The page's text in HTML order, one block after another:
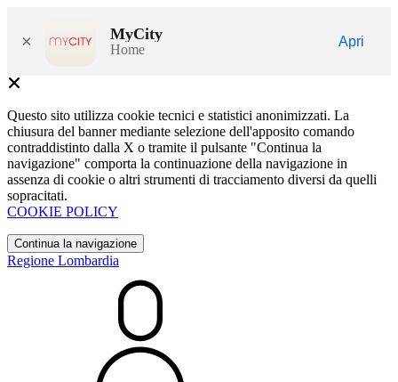
× MyCity
Home
Apri
Questo sito utilizza cookie tecnici e statistici anonimizzati. La
chiusura del banner mediante selezione dell'apposito comando
contraddistinto dalla X o tramite il pulsante "Continua la
navigazione" comporta la continuazione della navigazione in
assenza di cookie o altri strumenti di tracciamento diversi da quelli
sopracitati.
COOKIE POLICY
Continua la navigazione
Regione Lombardia